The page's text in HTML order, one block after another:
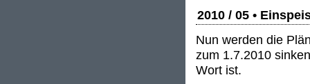
2010 / 05 •
Nun werden die
zum 1.7.2010
Wort ist.